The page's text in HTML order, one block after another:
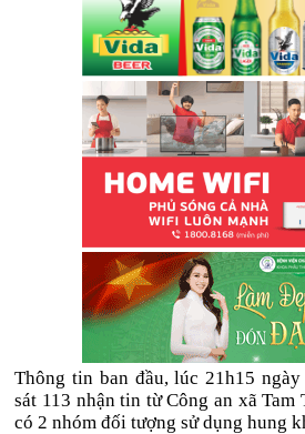
Thông tin ban đầu, lúc 21h15
sát 113 nhận tin từ Công an xã
có 2 nhóm đối tượng sử dụng hung